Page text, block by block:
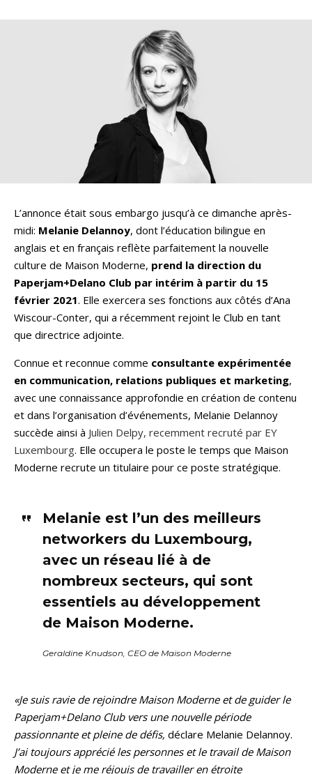
L’annonce était sous embargo jusqu’à ce dimanche après-
midi: Melanie Delannoy, dont l’éducation bilingue en
anglais et en français reflète parfaitement la nouvelle
culture de Maison Moderne, prend la direction du
Paperjam+Delano Club par intérim à partir du 15
février 2021. Elle exercera ses fonctions aux côtés d’Ana
Wiscour-Conter, qui a récemment rejoint le Club en tant
que directrice adjointe.
Connue et reconnue comme consultante expérimentée
en communication, relations publiques et marketing,
avec une connaissance approfondie en création de contenu
et dans l’organisation d’événements, Melanie Delannoy
succède ainsi à Julien Delpy, recemment recruté par EY
Luxembourg. Elle occupera le poste le temps que Maison
Moderne recrute un titulaire pour ce poste stratégique.
Melanie est l’un des meilleurs
networkers du Luxembourg,
avec un réseau lié à de
nombreux secteurs, qui sont
essentiels au développement
de Maison Moderne.
Geraldine Knudson, CEO de Maison Moderne
«Je suis ravie de rejoindre Maison Moderne et de guider le
Paperjam+Delano Club vers une nouvelle période
passionnante et pleine de défis, déclare Melanie Delannoy.
J’ai toujours apprécié les personnes et le travail de Maison
Moderne et je me réjouis de travailler en étroite